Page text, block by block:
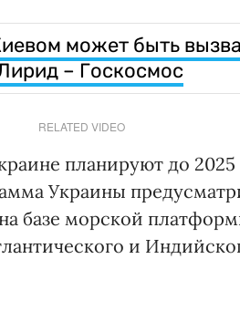
может быть
– Госкосмос
RELATED VIDEO
планируют до 2025
Украины
базе морской
и